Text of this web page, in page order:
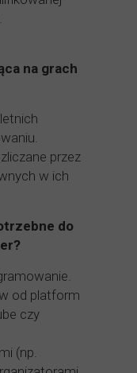
na grach
przez
w ich
do
od platform
czy
(np.